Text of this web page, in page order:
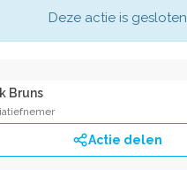
Deze actie is gesloten
Bruns
Actie delen